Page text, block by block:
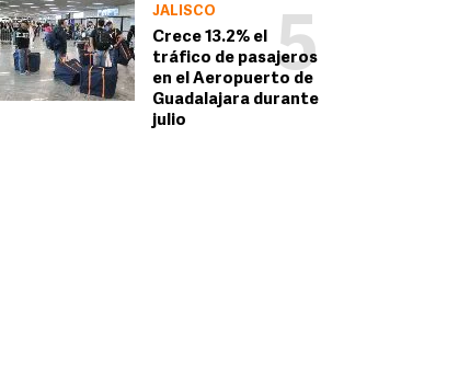
5
JALISCO
Crece 13.2% el
tráfico de pasajeros
en el Aeropuerto de
Guadalajara durante
julio